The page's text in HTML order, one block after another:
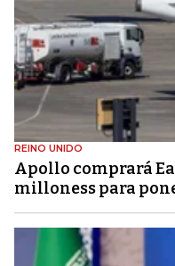
REINO UNIDO
Apollo comprará
milloness para